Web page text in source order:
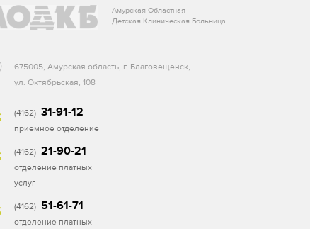
Амурская Областная
Детская Клиническая Больница
675005, Амурская область, г. Благовещенск,
ул. Октябрьская, 108
(4162) 31-91-12
приемное отделение
(4162) 21-90-21
отделение платных
услуг
(4162) 51-61-71
отделение платных